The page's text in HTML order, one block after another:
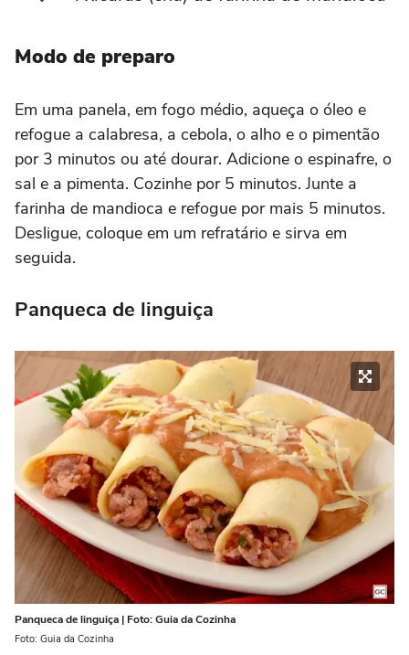
Modo de preparo
Em uma panela, em fogo médio, aqueça o óleo e
refogue a calabresa, a cebola, o alho e o pimentão
por 3 minutos ou até dourar. Adicione o espinafre, o
sal e a pimenta. Cozinhe por 5 minutos. Junte a
farinha de mandioca e refogue por mais 5 minutos.
Desligue, coloque em um refratário e sirva em
seguida.
Panqueca de linguiça
Panqueca de linguiça | Foto: Guia da Cozinha
Foto: Guia da Cozinha